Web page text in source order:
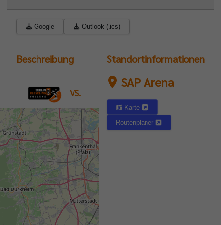
Google Outlook (.ics)
Beschreibung
VS.
DVV-Pokalfinale
2025
Standortinformationen
SAP Arena
Karte
Routenplaner